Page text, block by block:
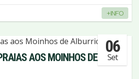
+INFO
06
Set
AOS MOINHOS DE